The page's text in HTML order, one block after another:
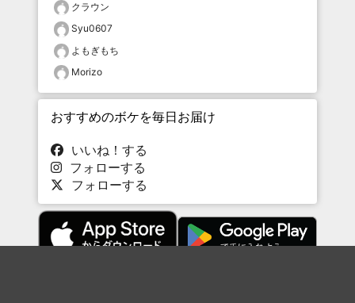
クラウン
Syu0607
よもぎもち
Morizo
おすすめのボケを毎日お届け
いいね！する
フォローする
フォローする